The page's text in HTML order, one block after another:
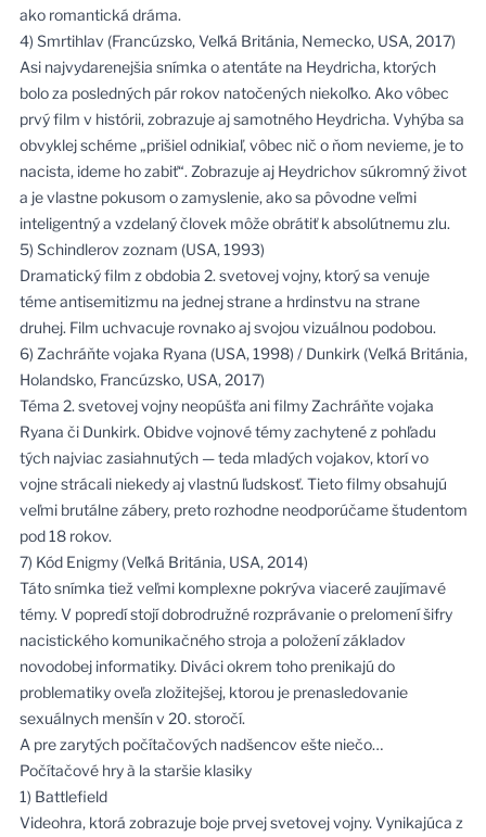
ako romantická dráma.
4) Smrtihlav (Francúzsko, Veľká Británia, Nemecko, USA, 2017)
Asi najvydarenejšia snímka o atentáte na Heydricha, ktorých
bolo za posledných pár rokov natočených niekoľko. Ako vôbec
prvý film v histórii, zobrazuje aj samotného Heydricha. Vyhýba sa
obvyklej schéme „prišiel odnikiaľ, vôbec nič o ňom nevieme, je to
nacista, ideme ho zabiť“. Zobrazuje aj Heydrichov súkromný život
a je vlastne pokusom o zamyslenie, ako sa pôvodne veľmi
inteligentný a vzdelaný človek môže obrátiť k absolútnemu zlu.
5) Schindlerov zoznam (USA, 1993)
Dramatický film z obdobia 2. svetovej vojny, ktorý sa venuje
téme antisemitizmu na jednej strane a hrdinstvu na strane
druhej. Film uchvacuje rovnako aj svojou vizuálnou podobou.
6) Zachráňte vojaka Ryana (USA, 1998) / Dunkirk (Veľká Británia,
Holandsko, Francúzsko, USA, 2017)
Téma 2. svetovej vojny neopúšťa ani filmy Zachráňte vojaka
Ryana či Dunkirk. Obidve vojnové témy zachytené z pohľadu
tých najviac zasiahnutých — teda mladých vojakov, ktorí vo
vojne strácali niekedy aj vlastnú ľudskosť. Tieto filmy obsahujú
veľmi brutálne zábery, preto rozhodne neodporúčame študentom
pod 18 rokov.
7) Kód Enigmy (Veľká Británia, USA, 2014)
Táto snímka tiež veľmi komplexne pokrýva viaceré zaujímavé
témy. V popredí stojí dobrodružné rozprávanie o prelomení šifry
nacistického komunikačného stroja a položení základov
novodobej informatiky. Diváci okrem toho prenikajú do
problematiky oveľa zložitejšej, ktorou je prenasledovanie
sexuálnych menšín v 20. storočí.
A pre zarytých počítačových nadšencov ešte niečo…
Počítačové hry à la staršie klasiky
1) Battlefield
Videohra, ktorá zobrazuje boje prvej svetovej vojny. Vynikajúca z